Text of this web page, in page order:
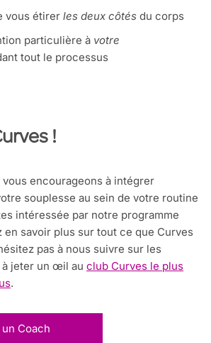
vous étirer les deux côtés du corps
particulière à votre
tout le processus
!
vous encourageons à intégrer
souplesse au sein de votre routine
intéressée par notre programme
savoir plus sur tout ce que Curves
pas à nous suivre sur les
à jeter un œil au club Curves le plus
.
Coach